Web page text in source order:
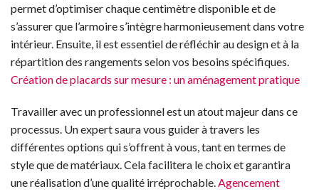
permet d’optimiser chaque centimètre disponible et de
s’assurer que l’armoire s’intègre harmonieusement dans votre
intérieur. Ensuite, il est essentiel de réfléchir au design et à la
répartition des rangements selon vos besoins spécifiques.
Création de placards sur mesure : un aménagement pratique
Travailler avec un professionnel est un atout majeur dans ce
processus. Un expert saura vous guider à travers les
différentes options qui s’offrent à vous, tant en termes de
style que de matériaux. Cela facilitera le choix et garantira
une réalisation d’une qualité irréprochable.Agencement